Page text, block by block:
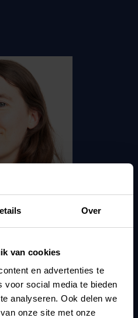
Over
van cookies
en advertenties te
voor social media te bieden
analyseren. Ook delen we
onze site met onze